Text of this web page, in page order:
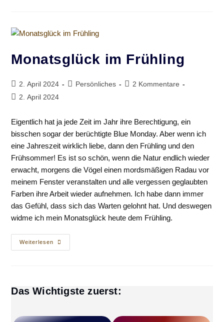
Monatsglück im Frühling
Beitrag
veröffentlicht:
2. April 2024
Beitrags-
Persönliches
Beitrags-
2 Kommentare
Beitrag
geändert
am:
2. April 2024
Eigentlich hat ja jede Zeit im Jahr ihre Berechtigung, ein
bisschen sogar der berüchtigte Blue Monday. Aber wenn ich
eine Jahreszeit wirklich liebe, dann den Frühling und den
Frühsommer! Es ist so schön, wenn die Natur endlich wieder
erwacht, morgens die Vögel einen mordsmäßigen Radau vor
meinem Fenster veranstalten und alle vergessen geglaubten
Farben ihre Arbeit wieder aufnehmen. Ich habe dann immer
das Gefühl, dass sich das Warten gelohnt hat. Und deswegen
widme ich mein Monatsglück heute dem Frühling.
Weiterlesen
Monatsglück
Im
Das Wichtigste zuerst: